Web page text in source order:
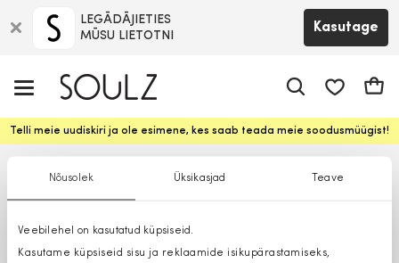
Nõusolek Üksikasjad Teave
Veebilehel on kasutatud küpsiseid.
Kasutame küpsiseid sisu ja reklaamide isikupärastamiseks,
LEGĀDĀJIETIES
MŪSU LIETOTNI
Kasutage
Telli meie uudiskiri ja ole esimene, kes saab teada meie soodusmüügist!